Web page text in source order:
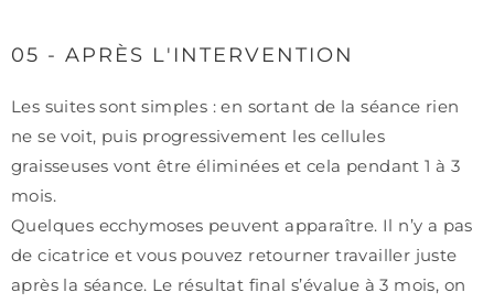
05 - APRÈS L'INTERVENTION
Les suites sont simples : en sortant de la séance rien
ne se voit, puis progressivement les cellules
graisseuses vont être éliminées et cela pendant 1 à 3
mois.
Quelques ecchymoses peuvent apparaître. Il n’y a pas
de cicatrice et vous pouvez retourner travailler juste
après la séance. Le résultat final s’évalue à 3 mois, on